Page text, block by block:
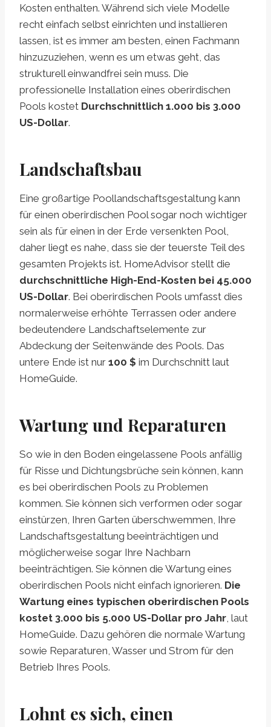
Kosten enthalten. Während sich viele Modelle
recht einfach selbst einrichten und installieren
lassen, ist es immer am besten, einen Fachmann
hinzuzuziehen, wenn es um etwas geht, das
strukturell einwandfrei sein muss. Die
professionelle Installation eines oberirdischen
Pools kostet Durchschnittlich 1.000 bis 3.000
US-Dollar.
Landschaftsbau
Eine großartige Poollandschaftsgestaltung kann
für einen oberirdischen Pool sogar noch wichtiger
sein als für einen in der Erde versenkten Pool,
daher liegt es nahe, dass sie der teuerste Teil des
gesamten Projekts ist. HomeAdvisor stellt die
durchschnittliche High-End-Kosten bei 45.000
US-Dollar. Bei oberirdischen Pools umfasst dies
normalerweise erhöhte Terrassen oder andere
bedeutendere Landschaftselemente zur
Abdeckung der Seitenwände des Pools. Das
untere Ende ist nur 100 $ im Durchschnitt laut
HomeGuide.
Wartung und Reparaturen
So wie in den Boden eingelassene Pools anfällig
für Risse und Dichtungsbrüche sein können, kann
es bei oberirdischen Pools zu Problemen
kommen. Sie können sich verformen oder sogar
einstürzen, Ihren Garten überschwemmen, Ihre
Landschaftsgestaltung beeinträchtigen und
möglicherweise sogar Ihre Nachbarn
beeinträchtigen. Sie können die Wartung eines
oberirdischen Pools nicht einfach ignorieren. Die
Wartung eines typischen oberirdischen Pools
kostet 3.000 bis 5.000 US-Dollar pro Jahr, laut
HomeGuide. Dazu gehören die normale Wartung
sowie Reparaturen, Wasser und Strom für den
Betrieb Ihres Pools.
Lohnt es sich, einen